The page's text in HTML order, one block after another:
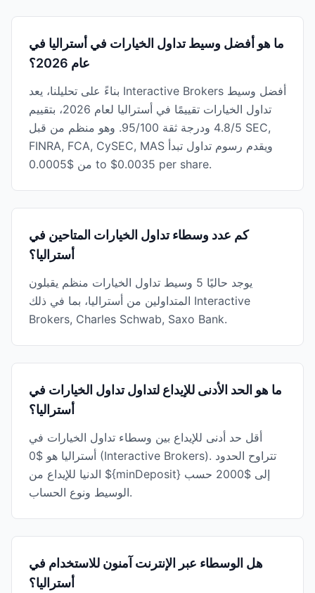
ما هو أفضل وسيط تداول الخيارات في أستراليا في
عام 2026؟
بناءً على تحليلنا، يعد Interactive Brokers أفضل وسيط
تداول الخيارات تقييمًا في أستراليا لعام 2026، بتقييم
4.8/5 ودرجة ثقة 95/100. وهو منظم من قبل SEC,
FINRA, FCA, CySEC, MAS ويقدم رسوم تداول تبدأ
من $0.0005 to $0.0035 per share.
كم عدد وسطاء تداول الخيارات المتاحين في
أستراليا؟
يوجد حاليًا 5 وسيط تداول الخيارات منظم يقبلون
المتداولين من أستراليا، بما في ذلك Interactive
Brokers, Charles Schwab, Saxo Bank.
ما هو الحد الأدنى للإيداع لتداول تداول الخيارات في
أستراليا؟
أقل حد أدنى للإيداع بين وسطاء تداول الخيارات في
أستراليا هو $0 (Interactive Brokers). تتراوح الحدود
الدنيا للإيداع من ${minDeposit} إلى $2000 حسب
الوسيط ونوع الحساب.
هل الوسطاء عبر الإنترنت آمنون للاستخدام في
أستراليا؟